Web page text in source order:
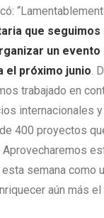
que
un
el próximo junio.
trabajado en
internacionales
400 proyectos
semana como
aún más el